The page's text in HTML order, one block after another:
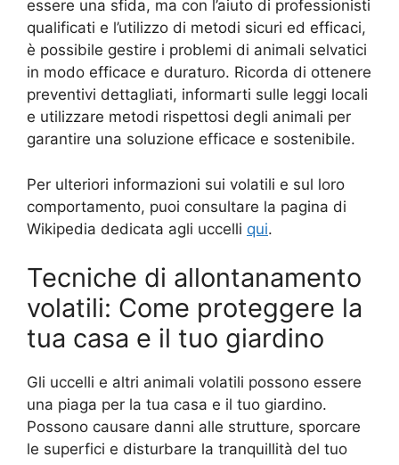
essere una sfida, ma con l’aiuto di professionisti
qualificati e l’utilizzo di metodi sicuri ed efficaci,
è possibile gestire i problemi di animali selvatici
in modo efficace e duraturo. Ricorda di ottenere
preventivi dettagliati, informarti sulle leggi locali
e utilizzare metodi rispettosi degli animali per
garantire una soluzione efficace e sostenibile.
Per ulteriori informazioni sui volatili e sul loro
comportamento, puoi consultare la pagina di
Wikipedia dedicata agli uccelli qui.
Tecniche di allontanamento
volatili: Come proteggere la
tua casa e il tuo giardino
Gli uccelli e altri animali volatili possono essere
una piaga per la tua casa e il tuo giardino.
Possono causare danni alle strutture, sporcare
le superfici e disturbare la tranquillità del tuo